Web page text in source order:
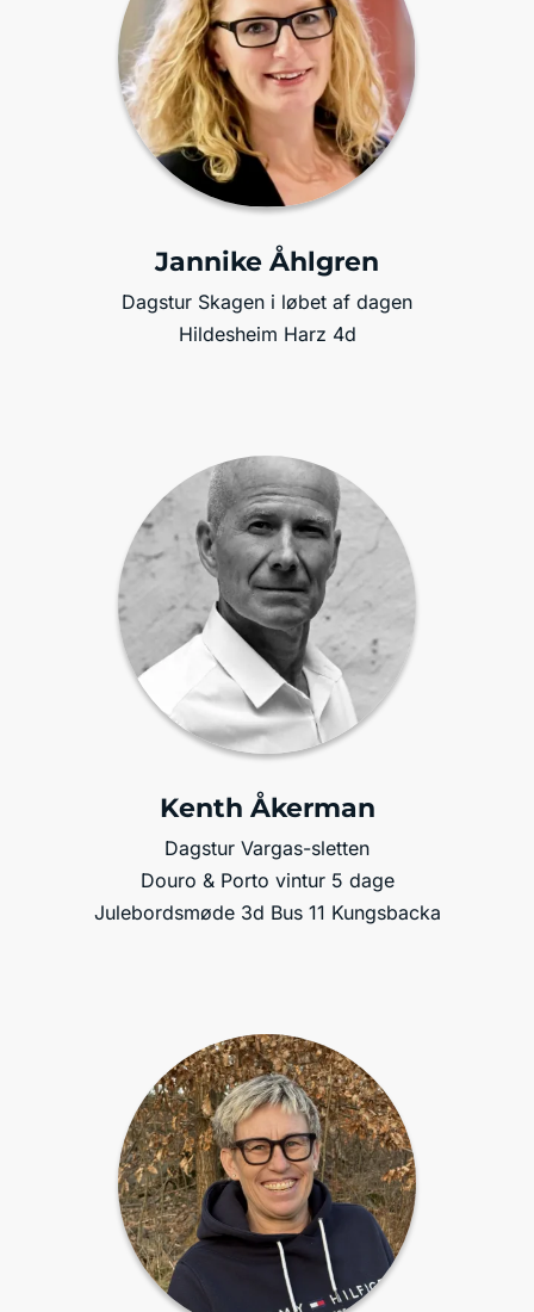
Jannike Åhlgren
Dagstur Skagen i løbet af dagen
Hildesheim Harz 4d
Kenth Åkerman
Dagstur Vargas-sletten
Douro & Porto vintur 5 dage
Julebordsmøde 3d Bus 11 Kungsbacka